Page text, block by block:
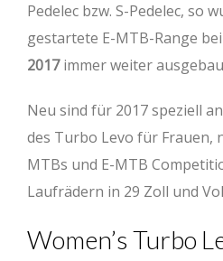
Pedelec bzw. S-Pedelec, so
gestartete E-MTB-Range bei
2017immer weiter
Neu sind für 2017 speziell
des Turbo Levo für Frauen,
MTBs und E-MTB
Laufrädern in 29 Zoll und
Women’s Turbo